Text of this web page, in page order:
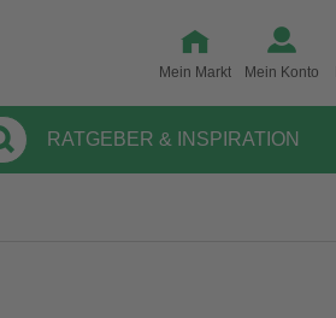
Mein Markt Mein Konto
RATGEBER & INSPIRATION